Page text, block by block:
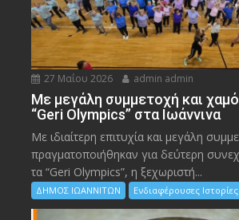
27 Μαΐου 2026 admin admin
Με μεγάλη συμμετοχή και
“Geri Olympics” στα Ιωάννινα
Με ιδιαίτερη επιτυχία και μεγάλη
πραγματοποιήθηκαν για δεύτερη
τα “Geri Olympics”, η ξεχωριστή...
ΔΗΜΟΣ ΙΩΑΝΝΙΤΩΝ Ενδιαφέρουσες Ιστορίες